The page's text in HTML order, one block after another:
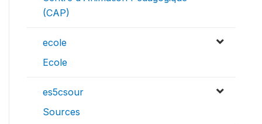
(CAP)
ecole
Ecole
es5csour
Sources